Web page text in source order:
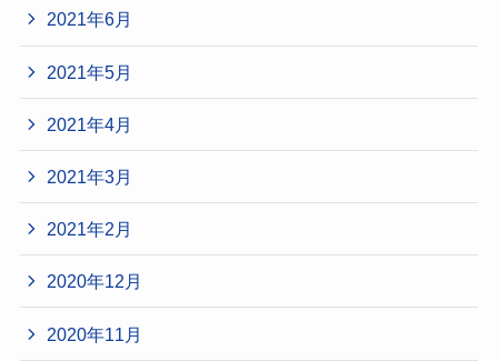
2021年6月
2021年5月
2021年4月
2021年3月
2021年2月
2020年12月
2020年11月